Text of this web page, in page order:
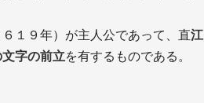
１９年）が主人公であって、直江
字の前立を有するものである。